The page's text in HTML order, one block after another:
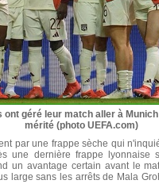
ont géré leur match aller à
mérité (photo UEFA.com)
par une frappe sèche qui
une dernière frappe lyonnaise
un avantage certain avant le
large sans les arrêts de Mala